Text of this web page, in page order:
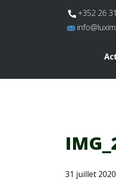
​+352 26
31 juillet 2020